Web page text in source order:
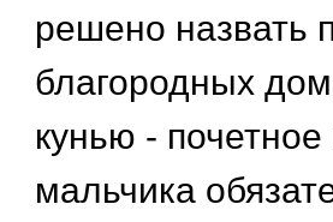
решено назвать
благородных
кунью -
мальчика